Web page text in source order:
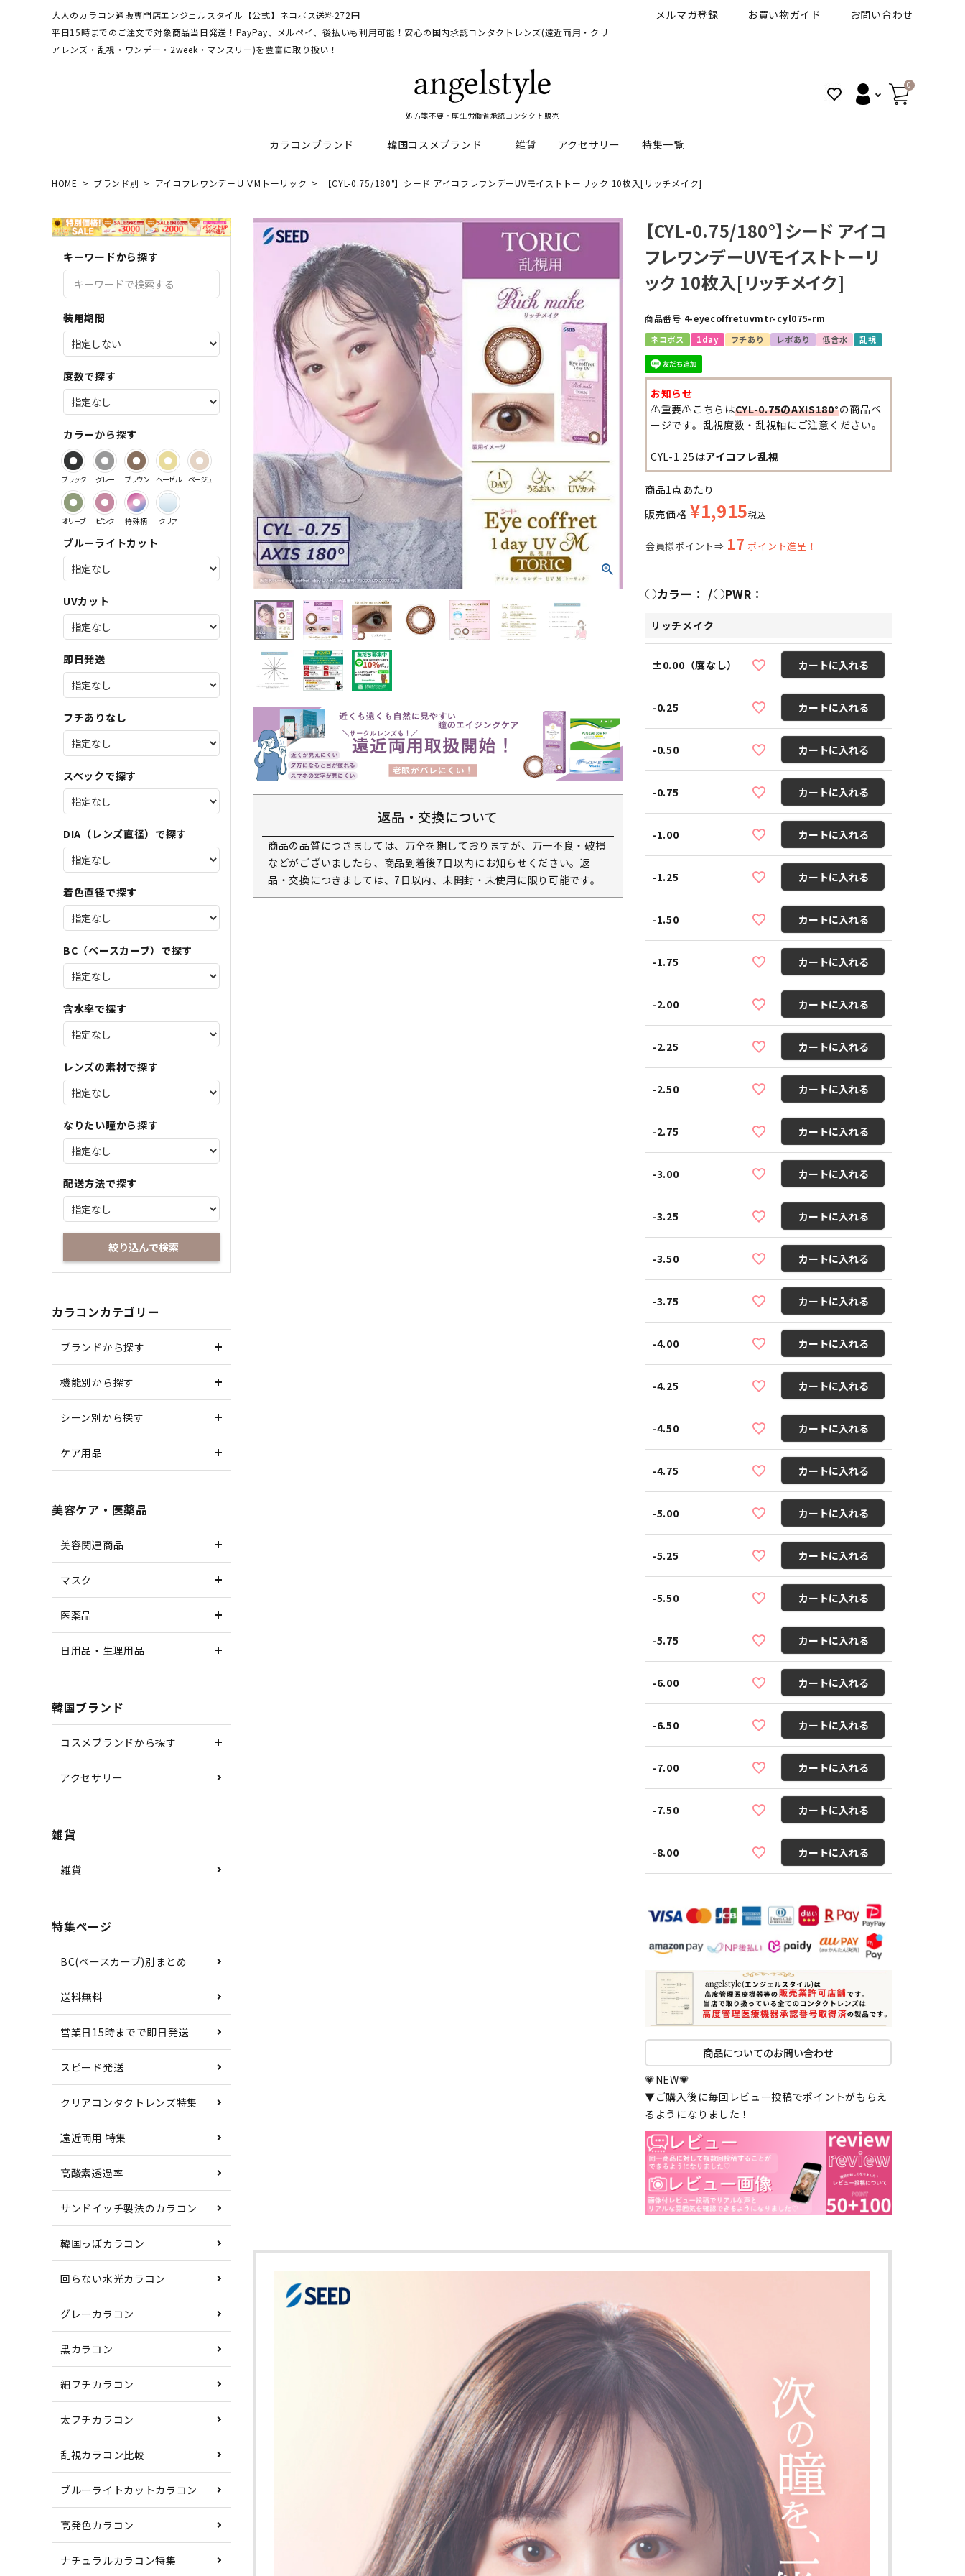
大人のカラコン通販専門店エンジェルスタイル【公式】ネコポス送料272円
平日15時までのご注文で対象商品当日発送！PayPay、メルペイ、後払いも利用可能！安心の国内承認コンタクトレンズ(遠近両用・クリ
アレンズ・乱視・ワンデー・2week・マンスリー)を豊富に取り扱い！
メルマガ登録 お買い物ガイド お問い合わせ
処方箋不要・厚生労働省承認コンタクト販売
0
カラコンブランド
ディファインモイスト
イルミネート
エバーカラーシリーズ シーブリンク キャンディーマジックシリーズ ピュアアイズワンデー
レヴィアワンマンス レヴィアワンデー ネオサイトシリーズ その他ブランドはこちら
韓国コスメブランド
3CE REJURAN Dr.jart+ VT
その他ブランドはこちら
雑貨 アクセサリー 特集一覧
乱視カラコン比較 ブルーライトカットカラコン UVカットカラコン 細フチカラコン
バレないカラコン 色素薄い系カラコン メンズカラコン特集
サンドイッチ製法特集
HOME ブランド別 アイコフレワンデーＵＶMトーリック 【CYL-0.75/180°】シード アイコフレワンデーUVモイストトーリック 10枚入[リッチメイク]
キーワードから探す
装用期間
度数で探す
カラーから探す
ブラック グレー ブラウン ヘーゼル ベージュ
オリーブ ピンク 特殊柄 クリア
ブルーライトカット
UVカット
即日発送
フチありなし
スペックで探す
DIA（レンズ直径）で探す
着色直径で探す
BC（ベースカーブ）で探す
含水率で探す
レンズの素材で探す
なりたい瞳から探す
配送方法で探す
絞り込んで検索
カラコンカテゴリー
ブランドから探す
機能別から探す
シーン別から探す
ケア用品
美容ケア・医薬品
美容関連商品
マスク
医薬品
日用品・生理用品
韓国ブランド
コスメブランドから探す
アクセサリー
雑貨
雑貨
特集ページ
BC(ベースカーブ)別まとめ
送料無料
営業日15時までで即日発送
スピード発送
クリアコンタクトレンズ特集
遠近両用 特集
高酸素透過率
サンドイッチ製法のカラコン
韓国っぽカラコン
回らない水光カラコン
グレーカラコン
黒カラコン
細フチカラコン
太フチカラコン
乱視カラコン比較
ブルーライトカットカラコン
高発色カラコン
ナチュラルカラコン特集
返品・交換について
商品の品質につきましては、万全を期しておりますが、万一不良・破損
などがございましたら、商品到着後7日以内にお知らせください。返
品・交換につきましては、7日以内、未開封・未使用に限り可能です。
【CYL-0.75/180°】シード アイコ
フレワンデーUVモイストトーリ
ック 10枚入[リッチメイク]
商品番号 4-eyecoffretuvmtr-cyl075-rm
ネコポス 1day フチあり レポあり 低含水 乱視
お知らせ
⚠️重要⚠️こちらはCYL-0.75のAXIS180°の商品ペ
ージです。乱視度数・乱視軸にご注意ください。
CYL-1.25はアイコフレ乱視
商品1点あたり
販売価格 ¥1,915税込
会員様ポイント⇒ 17 ポイント進呈！
○カラー： ○PWR：
リッチメイク
±0.00（度なし） カートに入れる
-0.25 カートに入れる
-0.50 カートに入れる
-0.75 カートに入れる
-1.00 カートに入れる
-1.25 カートに入れる
-1.50 カートに入れる
-1.75 カートに入れる
-2.00 カートに入れる
-2.25 カートに入れる
-2.50 カートに入れる
-2.75 カートに入れる
-3.00 カートに入れる
-3.25 カートに入れる
-3.50 カートに入れる
-3.75 カートに入れる
-4.00 カートに入れる
-4.25 カートに入れる
-4.50 カートに入れる
-4.75 カートに入れる
-5.00 カートに入れる
-5.25 カートに入れる
-5.50 カートに入れる
-5.75 カートに入れる
-6.00 カートに入れる
-6.50 カートに入れる
-7.00 カートに入れる
-7.50 カートに入れる
-8.00 カートに入れる
商品についてのお問い合わせ
💗NEW💗
▼ご購入後に毎回レビュー投稿でポイントがもらえ
るようになりました！